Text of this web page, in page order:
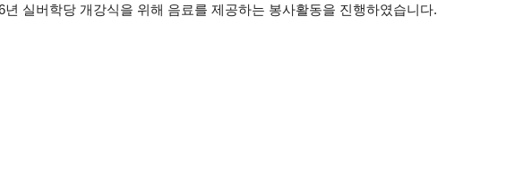
실버학당 개강식을 위해 음료를 제공하는 봉사활동을 진행하였습니다.